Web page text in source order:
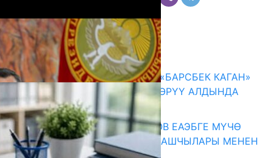
Комментарийлер
Акыркы жаңылыктар
КЫРГЫЗ ТАРЫХЫ ТАСМАДА: «БАРСБЕК КАГАН»
КӨРКӨМ ТАСМАСЫ ЖАРЫК КӨРҮҮ АЛДЫНДА
07.08.2026
ПРЕЗИДЕНТ САДЫР ЖАПАРОВ ЕАЭБГЕ МҮЧӨ
МАМЛЕКЕТТЕРДИН ӨКМӨТ БАШЧЫЛАРЫ МЕНЕН
ЖОЛУГУШТУ